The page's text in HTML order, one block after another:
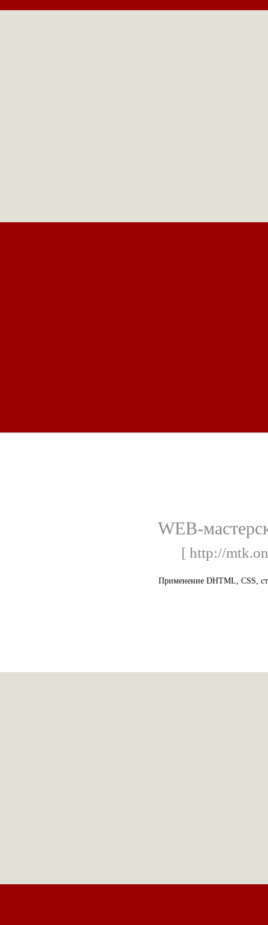
WEB-
[ http://
Применение DHTML, CSS,